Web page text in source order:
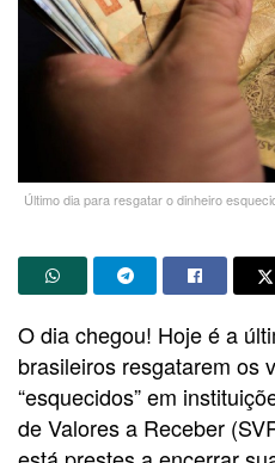
Último dia para resgatar o dinheiro
O dia chegou! Hoje é a
brasileiros resgatarem os
“esquecidos” em
de Valores a Receber